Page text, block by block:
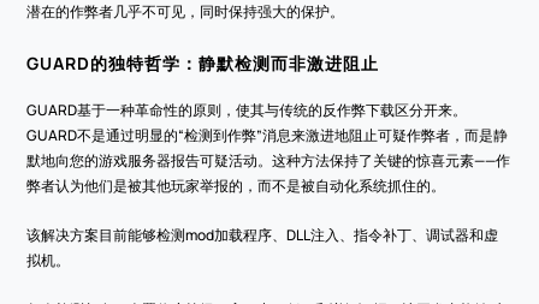
潜在的作弊者几乎不可见，同时保持强大的保护。
GUARD的独特哲学：静默检测而非激进阻止
GUARD基于一种革命性的原则，使其与传统的反作弊下载区分开来。
GUARD不是通过明显的“检测到作弊”消息来激进地阻止可疑作弊者，而是静
默地向您的游戏服务器报告可疑活动。这种方法保持了关键的惊喜元素——作
弊者认为他们是被其他玩家举报的，而不是被自动化系统抓住的。
该解决方案目前能够检测mod加载程序、DLL注入、指令补丁、调试器和虚
拟机。